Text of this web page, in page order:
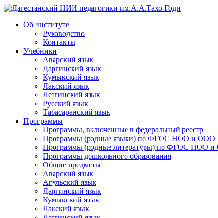
Дагестанский НИИ педагогики им.А.А.Тахо-Годи
Об институте
Руководство
Контакты
Учебники
Аварский язык
Даргинский язык
Кумыкский язык
Лакский язык
Лезгинский язык
Русский язык
Табасаранский язык
Программы
Программы, включенные в федеральный реестр
Программы (родные языки) по ФГОС НОО и ООО
Программы (родные литературы) по ФГОС НОО
Программы дошкольного образования
Общие предметы
Аварский язык
Агульский язык
Даргинский язык
Кумыкский язык
Лакский язык